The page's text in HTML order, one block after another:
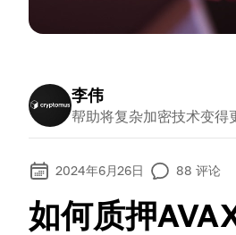
李伟
帮助将复杂加密技术变得
2024年6月26日 88 评论
如何质押